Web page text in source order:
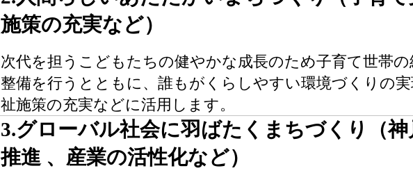
施策の充実など）
次代を担うこどもたちの健やかな成長のため子育て世帯
整備を行うとともに、誰もがくらしやすい環境づくりの
祉施策の充実などに活用します。
3.グローバル社会に⽻ばたくまちづくり（
推進 、産業の活性化など）